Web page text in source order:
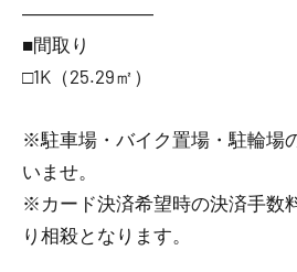
―――――――
■間取り
□1K（25.29㎡）
※駐車場・バイク置場・駐輪場
いませ。
※カード決済希望時の決済手数
り相殺となります。